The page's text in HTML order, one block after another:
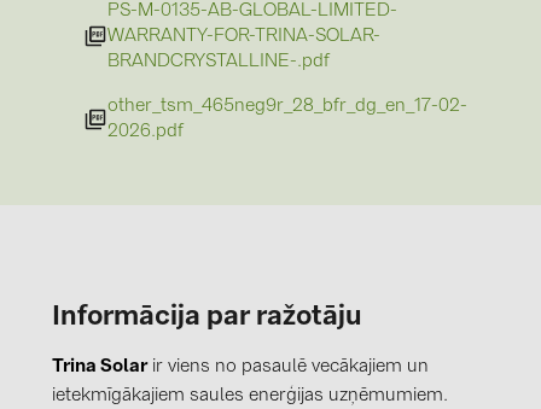
PS-M-0135-AB-GLOBAL-LIMITED-
WARRANTY-FOR-TRINA-SOLAR-
BRANDCRYSTALLINE-.pdf
other_tsm_465neg9r_28_bfr_dg_en_17-02-
2026.pdf
Informācija par ražotāju
Trina Solarir viens no pasaulē vecākajiem un
ietekmīgākajiem saules enerģijas uzņēmumiem.